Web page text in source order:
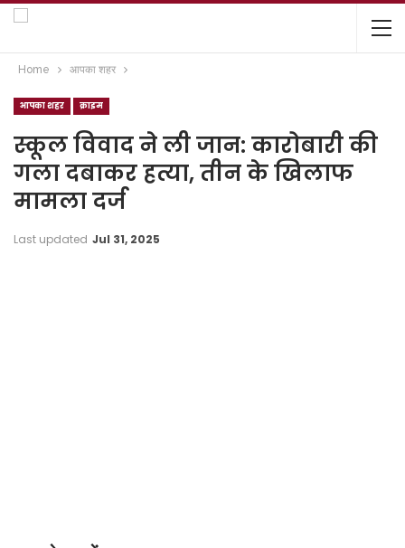
Home आपका शहर
आपका शहर क्राइम
स्कूल विवाद ने ली जान: कारोबारी की
गला दबाकर हत्या, तीन के खिलाफ
मामला दर्ज
Last updated Jul 31, 2025